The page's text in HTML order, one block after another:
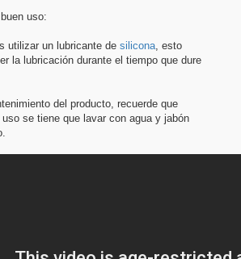
uso:
utilizar un lubricante de silicona , esto
la lubricación durante el tiempo que dure
del producto, recuerde que
se tiene que lavar con agua y jabón